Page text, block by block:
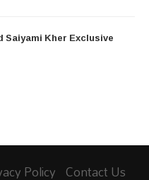
Saiyami Kher Exclusive
Policy Contact Us